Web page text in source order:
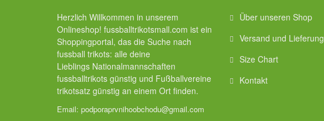
Herzlich Willkommen in unserem
Onlineshop! fussballtrikotsmall.com ist ein
Shoppingportal, das die Suche nach
fussball trikots: alle deine
Lieblings Nationalmannschaften
fussballtrikots günstig und Fußballvereine
trikotsatz günstig an einem Ort finden.
Email: podporaprvnihoobchodu@gmail.com
Über unseren Shop
Versand und Lieferung
Size Chart
Kontakt